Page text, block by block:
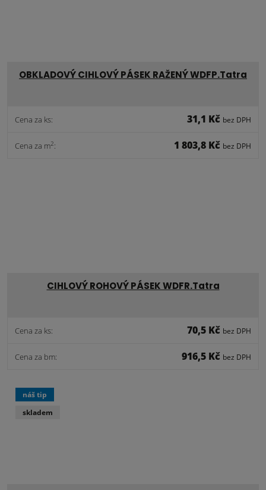
OBKLADOVÝ CIHLOVÝ PÁSEK RAŽENÝ WDFP.Tatra
Cena za ks: 31,1 Kč bez DPH
Cena za m2: 1 803,8 Kč bez DPH
CIHLOVÝ ROHOVÝ PÁSEK WDFR.Tatra
Cena za ks: 70,5 Kč bez DPH
Cena za bm: 916,5 Kč bez DPH
náš tip
skladem